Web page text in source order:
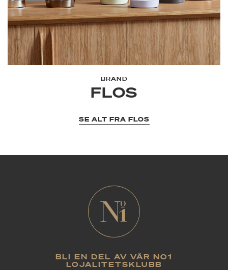
BRAND
FLOS
SE ALT FRA FLOS
BLI EN DEL AV VÅR NO1
LOJALITETSKLUBB